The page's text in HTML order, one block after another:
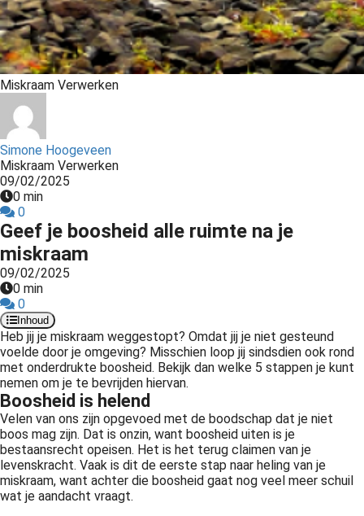
Miskraam Verwerken
Simone Hoogeveen
Miskraam Verwerken
09/02/2025
0 min
0
Geef je boosheid alle ruimte na je
miskraam
09/02/2025
0 min
0
Inhoud
Heb jij je miskraam weggestopt? Omdat jij je niet gesteund
voelde door je omgeving? Misschien loop jij sindsdien ook rond
met onderdrukte boosheid. Bekijk dan welke 5 stappen je kunt
nemen om je te bevrijden hiervan.
Boosheid is helend
Velen van ons zijn opgevoed met de boodschap dat je niet
boos mag zijn. Dat is onzin, want boosheid uiten is je
bestaansrecht opeisen. Het is het terug claimen van je
levenskracht. Vaak is dit de eerste stap naar heling van je
miskraam, want achter die boosheid gaat nog veel meer schuil
wat je aandacht vraagt.
kan de
niet
worden
om
te
over
van
op
gebruikt
te
de
Hierdoor
website-